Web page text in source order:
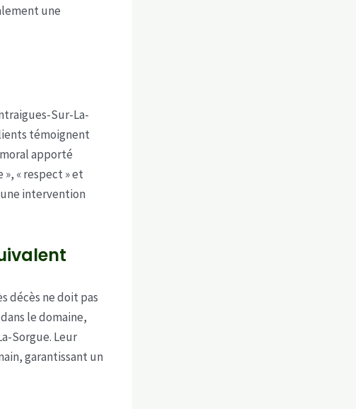
une
Sur-La-
témoignent
apporté
« respect » et
intervention
décès ne doit pas
le domaine,
Sorgue. Leur
garantissant un